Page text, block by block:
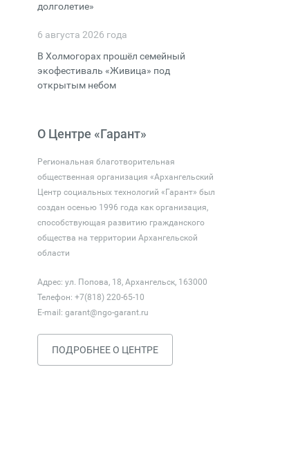
долголетие»
6 августа 2026 года
В Холмогорах прошёл семейный
экофестиваль «Живица» под
открытым небом
О Центре «Гарант»
Региональная благотворительная
общественная организация «Архангельский
Центр социальных технологий «Гарант» был
создан осенью 1996 года как организация,
способствующая развитию гражданского
общества на территории Архангельской
области
Адрес: ул. Попова, 18, Архангельск, 163000
Телефон: +7(818) 220-65-10
E-mail: garant@ngo-garant.ru
ПОДРОБНЕЕ О ЦЕНТРЕ